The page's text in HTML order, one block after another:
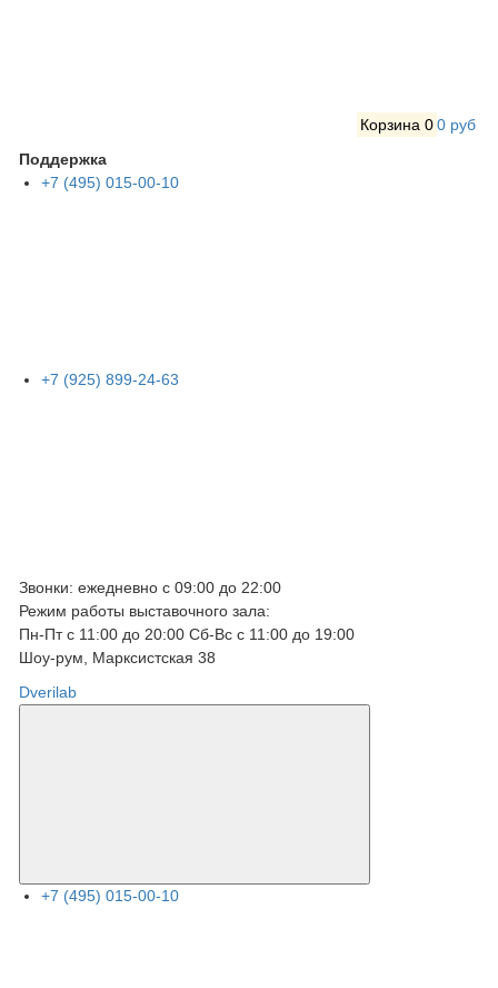
Корзина 00 руб
Поддержка
+7 (495) 015-00-10
+7 (925) 899-24-63
Звонки: ежедневно с 09:00 до 22:00
Режим работы выставочного зала:
Пн-Пт с 11:00 до 20:00 Сб-Вс с 11:00 до 19:00
Шоу-рум, Марксистcкая 38
Dverilab
+7 (495) 015-00-10